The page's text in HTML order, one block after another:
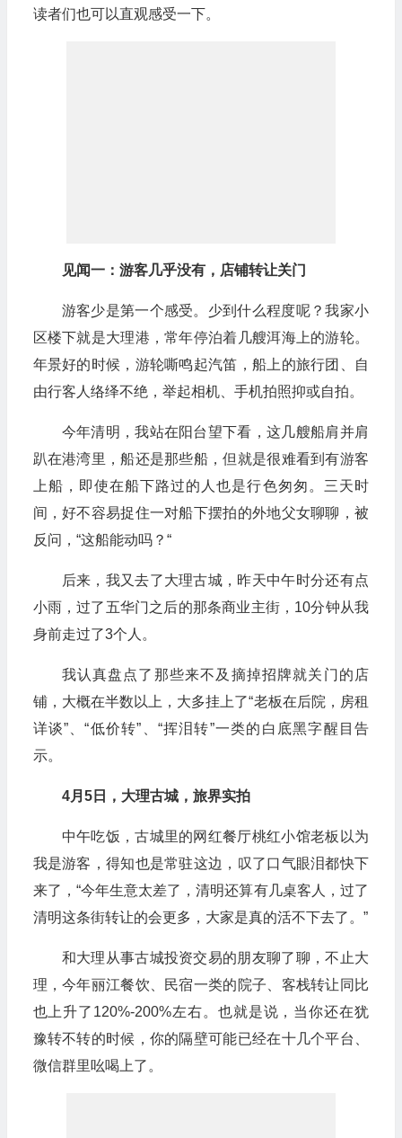
读者们也可以直观感受一下。
见闻一：游客几乎没有，店铺转让关门
游客少是第一个感受。少到什么程度呢？我家小
区楼下就是大理港，常年停泊着几艘洱海上的游轮。
年景好的时候，游轮嘶鸣起汽笛，船上的旅行团、自
由行客人络绎不绝，举起相机、手机拍照抑或自拍。
今年清明，我站在阳台望下看，这几艘船肩并肩
趴在港湾里，船还是那些船，但就是很难看到有游客
上船，即使在船下路过的人也是行色匆匆。三天时
间，好不容易捉住一对船下摆拍的外地父女聊聊，被
反问，“这船能动吗？“
后来，我又去了大理古城，昨天中午时分还有点
小雨，过了五华门之后的那条商业主街，10分钟从我
身前走过了3个人。
我认真盘点了那些来不及摘掉招牌就关门的店
铺，大概在半数以上，大多挂上了“老板在后院，房租
详谈”、“低价转”、“挥泪转”一类的白底黑字醒目告
示。
4月5日，大理古城，旅界实拍
中午吃饭，古城里的网红餐厅桃红小馆老板以为
我是游客，得知也是常驻这边，叹了口气眼泪都快下
来了，“今年生意太差了，清明还算有几桌客人，过了
清明这条街转让的会更多，大家是真的活不下去了。”
和大理从事古城投资交易的朋友聊了聊，不止大
理，今年丽江餐饮、民宿一类的院子、客栈转让同比
也上升了120%-200%左右。也就是说，当你还在犹
豫转不转的时候，你的隔壁可能已经在十几个平台、
微信群里吆喝上了。